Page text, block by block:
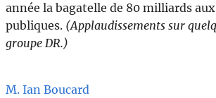
année la bagatelle de 80 milliards
publiques. (Applaudissements sur
groupe DR.)
M. Ian Boucard